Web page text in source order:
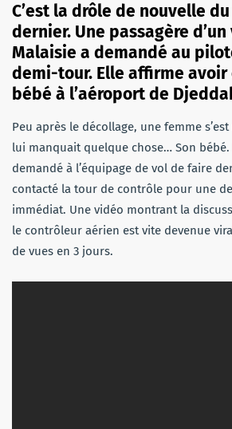
C’est la drôle de nouvelle
dernier. Une passagère
Malaisie a demandé au
demi-tour. Elle affirme avoir
bébé à l’aéroport de
Peu après le décollage, une femme
lui manquait quelque chose… Son bébé.
demandé à l’équipage de vol de faire
contacté la tour de contrôle pour une
immédiat. Une vidéo montrant la
le contrôleur aérien est vite devenue
de vues en 3 jours.